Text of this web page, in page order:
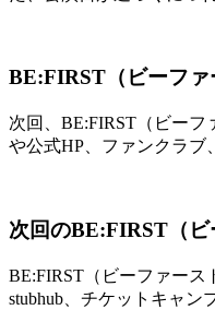
BE:FIRST（ビーファ
次回、BE:FIRST（ビー
や公式HP、ファンクラブ
次回のBE:FIRST（ビ
BE:FIRST（ビーファース
stubhub、チケットキャ